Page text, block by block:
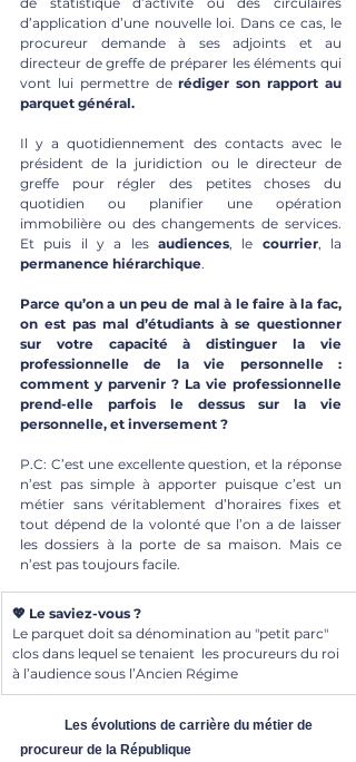
d’application d’une nouvelle loi. Dans ce cas, le
procureur demande à ses adjoints et au
directeur de greffe de préparer les éléments qui
vont lui permettre de rédiger son rapport au
parquet général.
Il y a quotidiennement des contacts avec le
président de la juridiction ou le directeur de
greffe pour régler des petites choses du
quotidien ou planifier une opération
immobilière ou des changements de services.
Et puis il y a les audiences, le courrier
permanence hiérarchique.
Parce qu’on a un peu de mal à le faire à la fac,
on est pas mal d’étudiants à se questionner
sur votre capacité à distinguer la vie
professionnelle de la vie personnelle :
comment y parvenir ? La vie professionnelle
prend-elle parfois le dessus sur la vie
personnelle, et inversement ?
P.C: C’est une excellente question, et la réponse
n’est pas simple à apporter puisque c’est un
métier sans véritablement d’horaires fixes et
tout dépend de la volonté que l’on a de laisser
les dossiers à la porte de sa maison. Mais ce
n’est pas toujours facile.
💖 Le saviez-vous ?
Le parquet doit sa dénomination au "petit parc"
clos dans lequel se tenaient  les procureurs du roi
à l’audience sous l’Ancien Régime
procureur de la République